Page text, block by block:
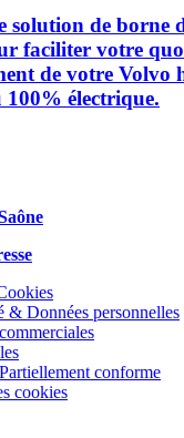
solution de borne
faciliter votre
de votre Volvo
100% électrique.
& Données personnelles
conforme
cookies